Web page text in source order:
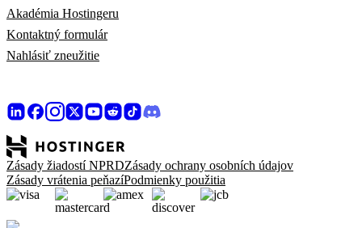
Akadémia Hostingeru
Kontaktný formulár
Nahlásiť zneužitie
Zásady žiadostí NPRDZásady ochrany osobních údajov
Zásady vrátenia peňazíPodmienky použitia